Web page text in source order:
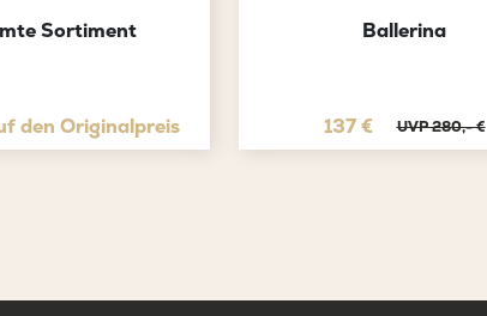
Sortiment
den Originalpreis
Ballerina
137 € UVP 280,- €